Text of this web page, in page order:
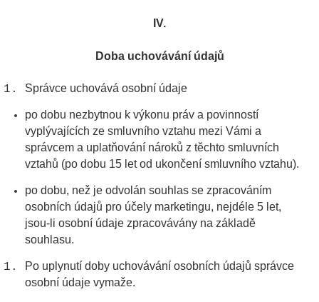
IV.
Doba uchovávání údajů
Správce uchovává osobní údaje
po dobu nezbytnou k výkonu práv a povinností
vyplývajících ze smluvního vztahu mezi Vámi a
správcem a uplatňování nároků z těchto smluvních
vztahů (po dobu 15 let od ukončení smluvního vztahu).
po dobu, než je odvolán souhlas se zpracováním
osobních údajů pro účely marketingu, nejdéle 5 let,
jsou-li osobní údaje zpracovávány na základě
souhlasu.
Po uplynutí doby uchovávání osobních údajů správce
osobní údaje vymaže.